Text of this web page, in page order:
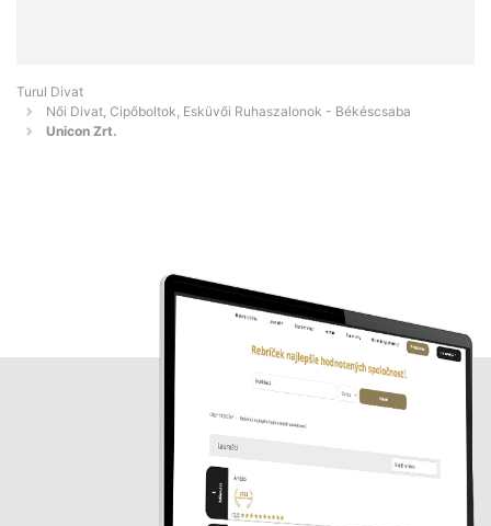
Turul Divat
Női Divat, Cipőboltok, Esküvői Ruhaszalonok - Békéscsaba
Unicon Zrt.